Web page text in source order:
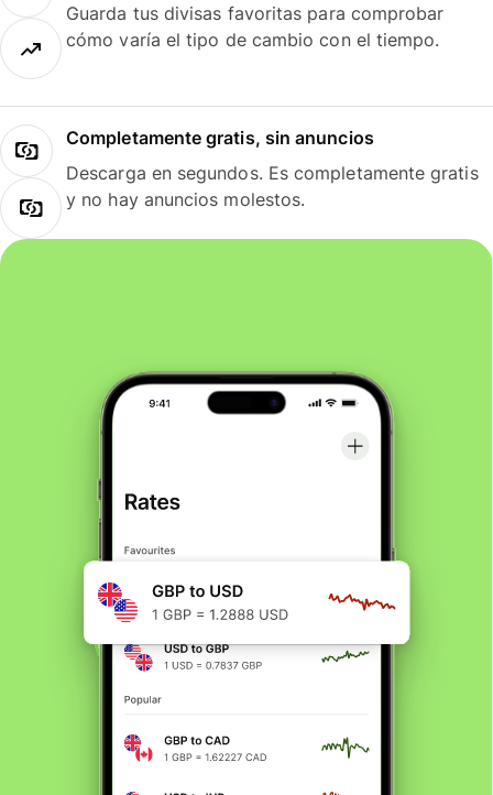
Guarda tus divisas favoritas para comprobar
cómo varía el tipo de cambio con el tiempo.
Completamente gratis, sin anuncios
Descarga en segundos. Es completamente gratis
y no hay anuncios molestos.